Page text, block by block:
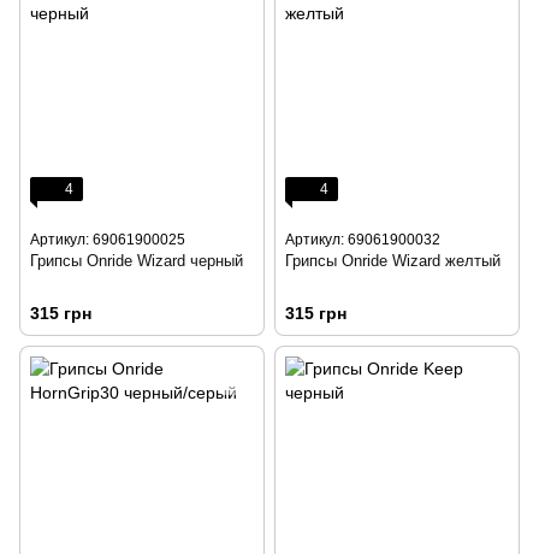
4
Артикул: 69061900025
Грипсы Onride Wizard черный
315 грн
4
Артикул: 69061900032
Грипсы Onride Wizard желтый
315 грн